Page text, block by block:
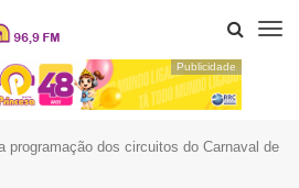
Publicidade
programação dos circuitos do Carnaval de